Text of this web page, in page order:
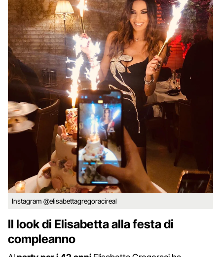
Instagram @elisabettagregoracireal
Il look di Elisabetta alla festa di
compleanno